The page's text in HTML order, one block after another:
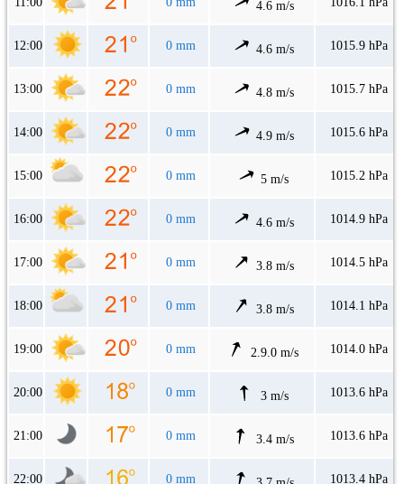
4.6 m/s
12:00 0 mm 4.6 m/s 1015.9 hPa
13:00 0 mm 4.8 m/s 1015.7 hPa
14:00 0 mm 4.9 m/s 1015.6 hPa
15:00 0 mm 5 m/s 1015.2 hPa
16:00 0 mm 4.6 m/s 1014.9 hPa
17:00 0 mm 3.8 m/s 1014.5 hPa
18:00 0 mm 3.8 m/s 1014.1 hPa
19:00 0 mm 2.9.0 m/s 1014.0 hPa
20:00 0 mm 3 m/s 1013.6 hPa
21:00 0 mm 3.4 m/s 1013.6 hPa
22:00 0 mm 1013.4 hPa